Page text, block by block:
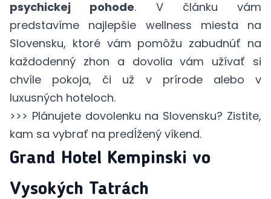
psychickej pohode. V článku vám
predstavíme najlepšie wellness miesta na
Slovensku, ktoré vám pomôžu zabudnúť na
každodenný zhon a dovolia vám užívať si
chvíle pokoja, či už v prírode alebo v
luxusných hoteloch.
>>> Plánujete dovolenku na Slovensku? Zistite,
kam sa vybrať na predĺžený víkend.
Grand Hotel Kempinski vo
Vysokých Tatrách